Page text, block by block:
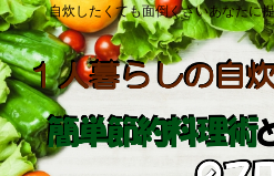
自炊したくても面倒くさいあなたに